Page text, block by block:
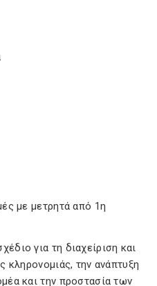
με μετρητά από 1η
για τη διαχείριση και
κληρονομιάς, την ανάπτυξη
και την προστασία των